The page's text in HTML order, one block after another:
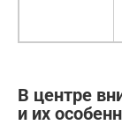
В центре
и их